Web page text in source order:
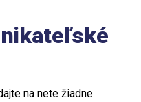
na nete žiadne